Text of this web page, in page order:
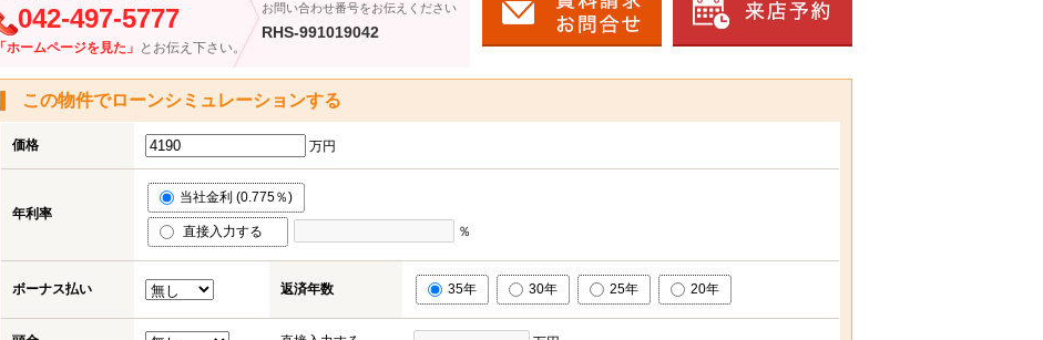
042-497-5777
「ホームページを見た」 とお伝え下さい。
お問い合わせ番号をお伝えください
RHS-991019042
この物件でローンシミュレーションする
価格 万円
年利率
当社金利 (0.775％)
直接入力する ％
ボーナス払い 返済年数 35年 30年 25年 20年